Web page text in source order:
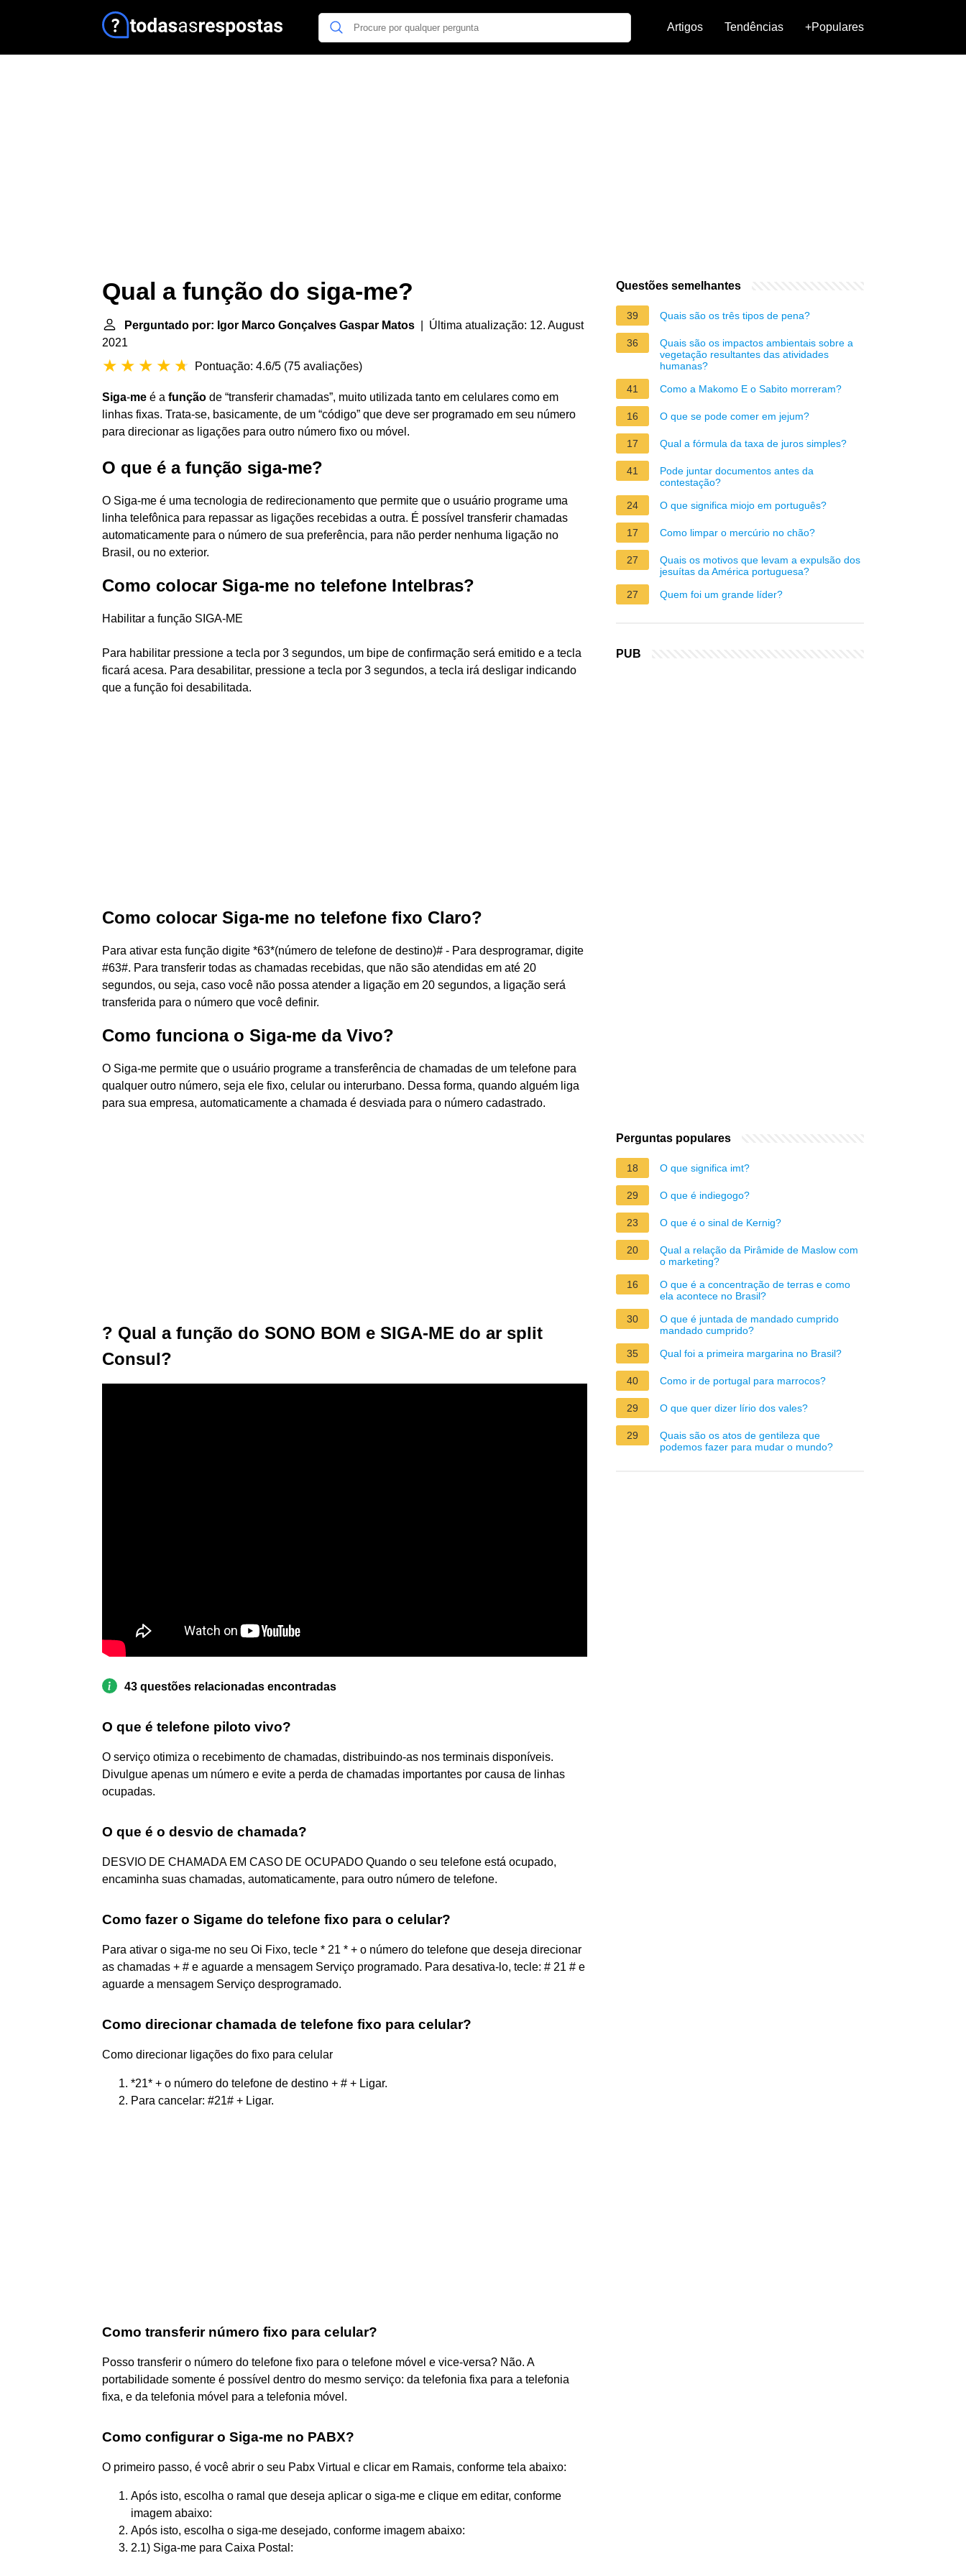
Artigos Tendências +Populares
Qual a função do siga-me?
Perguntado por: Igor Marco Gonçalves Gaspar Matos | Última atualização: 12. August
2021
Pontuação: 4.6/5 (75 avaliações)
Siga-me é a função de “transferir chamadas”, muito utilizada tanto em celulares como em
linhas fixas. Trata-se, basicamente, de um “código” que deve ser programado em seu número
para direcionar as ligações para outro número fixo ou móvel.
O que é a função siga-me?
O Siga-me é uma tecnologia de redirecionamento que permite que o usuário programe uma
linha telefônica para repassar as ligações recebidas a outra. É possível transferir chamadas
automaticamente para o número de sua preferência, para não perder nenhuma ligação no
Brasil, ou no exterior.
Como colocar Siga-me no telefone Intelbras?
Habilitar a função SIGA-ME
Para habilitar pressione a tecla por 3 segundos, um bipe de confirmação será emitido e a tecla
ficará acesa. Para desabilitar, pressione a tecla por 3 segundos, a tecla irá desligar indicando
que a função foi desabilitada.
Como colocar Siga-me no telefone fixo Claro?
Para ativar esta função digite *63*(número de telefone de destino)# - Para desprogramar, digite
#63#. Para transferir todas as chamadas recebidas, que não são atendidas em até 20
segundos, ou seja, caso você não possa atender a ligação em 20 segundos, a ligação será
transferida para o número que você definir.
Como funciona o Siga-me da Vivo?
O Siga-me permite que o usuário programe a transferência de chamadas de um telefone para
qualquer outro número, seja ele fixo, celular ou interurbano. Dessa forma, quando alguém liga
para sua empresa, automaticamente a chamada é desviada para o número cadastrado.
? Qual a função do SONO BOM e SIGA-ME do ar split
Consul?
43 questões relacionadas encontradas
O que é telefone piloto vivo?
O serviço otimiza o recebimento de chamadas, distribuindo-as nos terminais disponíveis.
Divulgue apenas um número e evite a perda de chamadas importantes por causa de linhas
ocupadas.
O que é o desvio de chamada?
DESVIO DE CHAMADA EM CASO DE OCUPADO Quando o seu telefone está ocupado,
encaminha suas chamadas, automaticamente, para outro número de telefone.
Como fazer o Sigame do telefone fixo para o celular?
Para ativar o siga-me no seu Oi Fixo, tecle * 21 * + o número do telefone que deseja direcionar
as chamadas + # e aguarde a mensagem Serviço programado. Para desativa-lo, tecle: # 21 # e
aguarde a mensagem Serviço desprogramado.
Como direcionar chamada de telefone fixo para celular?
Como direcionar ligações do fixo para celular
*21* + o número do telefone de destino + # + Ligar.
Para cancelar: #21# + Ligar.
Como transferir número fixo para celular?
Posso transferir o número do telefone fixo para o telefone móvel e vice-versa? Não. A
portabilidade somente é possível dentro do mesmo serviço: da telefonia fixa para a telefonia
fixa, e da telefonia móvel para a telefonia móvel.
Como configurar o Siga-me no PABX?
O primeiro passo, é você abrir o seu Pabx Virtual e clicar em Ramais, conforme tela abaixo:
Após isto, escolha o ramal que deseja aplicar o siga-me e clique em editar, conforme
imagem abaixo:
Após isto, escolha o siga-me desejado, conforme imagem abaixo:
2.1) Siga-me para Caixa Postal:
Questões semelhantes
39 Quais são os três tipos de pena?
36
Quais são os impactos ambientais sobre a
vegetação resultantes das atividades
humanas?
41
Como a Makomo E o Sabito morreram?
16 O que se pode comer em jejum?
17 Qual a fórmula da taxa de juros simples?
41
Pode juntar documentos antes da
contestação?
24
O que significa miojo em português?
17 Como limpar o mercúrio no chão?
27
Quais os motivos que levam a expulsão dos
jesuítas da América portuguesa?
27
Quem foi um grande líder?
PUB
Perguntas populares
18 O que significa imt?
29 O que é indiegogo?
23 O que é o sinal de Kernig?
20
Qual a relação da Pirâmide de Maslow com
o marketing?
16
O que é a concentração de terras e como
ela acontece no Brasil?
30
O que é juntada de mandado cumprido
mandado cumprido?
35
Qual foi a primeira margarina no Brasil?
40 Como ir de portugal para marrocos?
29 O que quer dizer lírio dos vales?
29
Quais são os atos de gentileza que
podemos fazer para mudar o mundo?